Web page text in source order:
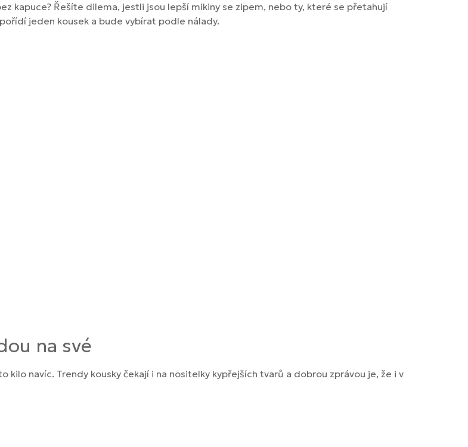
kapuce? Řešíte dilema, jestli jsou lepší mikiny se zipem, nebo ty, které se přetahují
jeden kousek a bude vybírat podle nálady.
na své
kilo navíc. Trendy kousky čekají i na nositelky kypřejších tvarů a dobrou zprávou je, že i v